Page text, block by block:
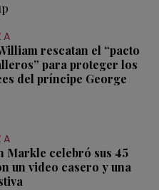
rescatan el “pacto
para proteger los
del príncipe George
Markle celebró sus 45
un video casero y una